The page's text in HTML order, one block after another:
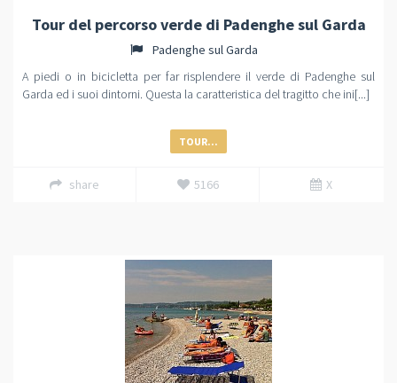
Tour del percorso verde di Padenghe sul Garda
Padenghe sul Garda
A piedi o in bicicletta per far risplendere il verde di Padenghe sul
Garda ed i suoi dintorni. Questa la caratteristica del tragitto che ini[...]
TOUR...
share 5166 X